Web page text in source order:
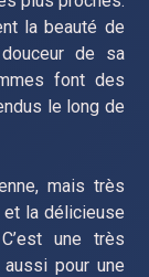
la beauté de
de sa
font des
le long de
mais très
et la délicieuse
une très
pour une